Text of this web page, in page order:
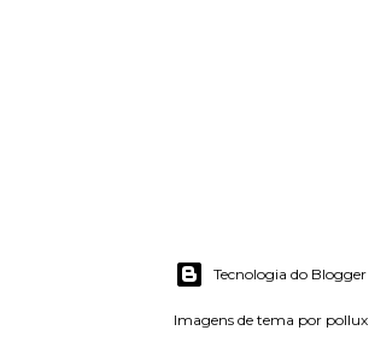
Tecnologia do Blogger
Imagens de tema por pollux